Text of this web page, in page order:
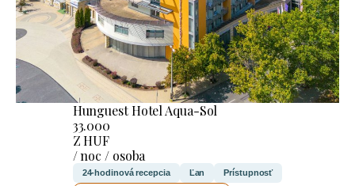
Hunguest Hotel Aqua-Sol
33.000
Z HUF
/ noc / osoba
24-hodinová recepcia Ľan Prístupnosť